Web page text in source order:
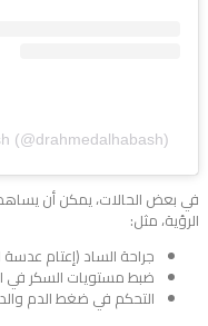
(@drahmedalhabash)
في بعض الحالات، يمكن أن يساهم
الرؤية، مثل:
جراحة الساد (إعتام عدسة
ضبط مستويات السكر في
التحكم في ضغط الدم